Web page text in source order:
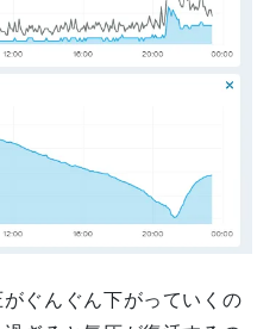
ぐんぐん下がっていくの